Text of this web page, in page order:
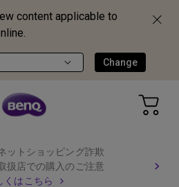
content applicable to
Change
ットショッピング詐欺
扱店での購入のご注意
くはこちら